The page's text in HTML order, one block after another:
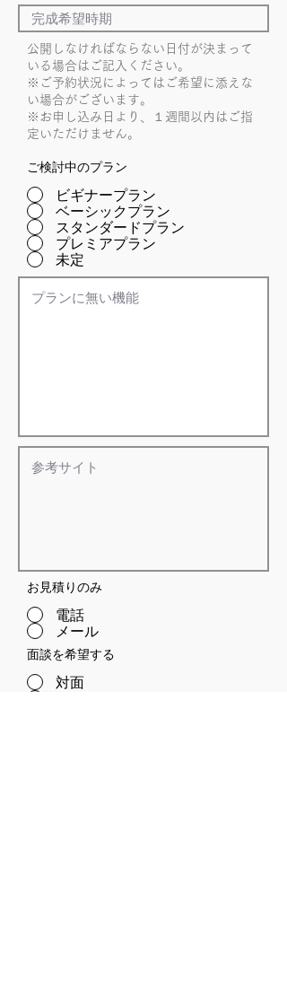
公開しなければならない日付が決まって
いる場合はご記入ください。
※ご予約状況によってはご希望に添えな
い場合がございます。
※お申し込み日より、１週間以内はご指
定いただけません。
ご検討中のプラン
ビギナープラン
ベーシックプラン
スタンダードプラン
プレミアプラン
未定
お見積りのみ
電話
メール
面談を希望する
対面